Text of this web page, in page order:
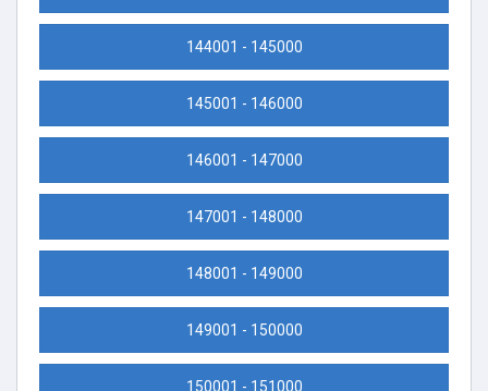
144001 - 145000
145001 - 146000
146001 - 147000
147001 - 148000
148001 - 149000
149001 - 150000
150001 - 151000